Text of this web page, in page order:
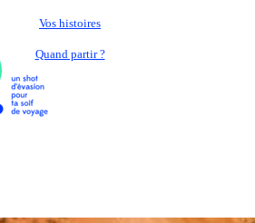
Vos histoires
Quand partir ?